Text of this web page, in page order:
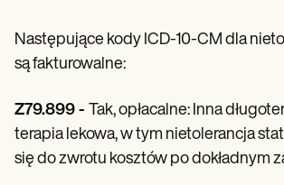
Następujące kody ICD-10-CM dla
są fakturowalne:
Z79.899 - Tak, opłacalne: Inna
terapia lekowa, w tym nietolerancja
się do zwrotu kosztów po dokładnym